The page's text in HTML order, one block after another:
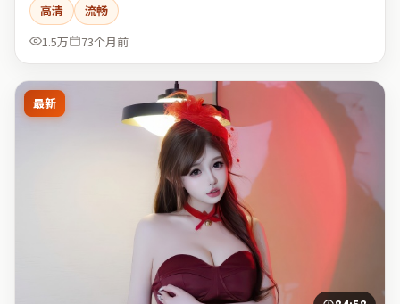
高清
流畅
1.5万
73个月前
最新